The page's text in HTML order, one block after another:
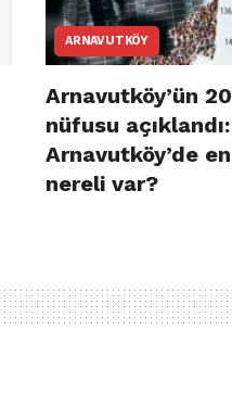
ARNAVUTKÖY
Arnavutköy’ün
nüfusu açıklandı:
Arnavutköy’de
nereli var?